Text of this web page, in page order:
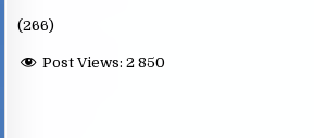
(266)
Post Views: 2 850